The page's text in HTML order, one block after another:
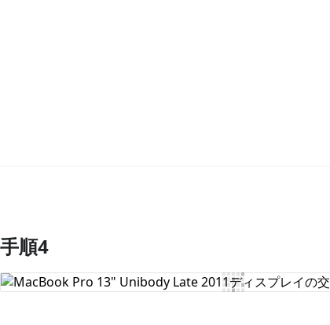
コメントを追加
手順4